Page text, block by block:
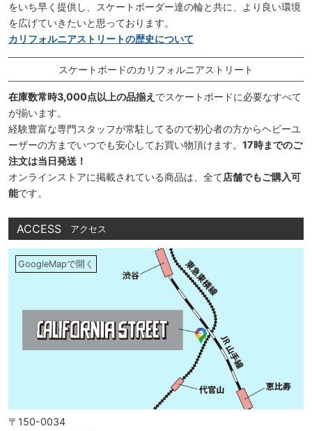
をいち早く提供し、スケートボーダー達の輪と共に、より良い環境
を広げていきたいと思っております。
カリフォルニアストリートの歴史について
スケートボードのカリフォルニアストリート
在庫数常時3,000点以上の品揃え でスケートボードに必要なすべて
が揃います。
経験豊富な専門スタッフが常駐してるので初心者の方からヘビーユ
ーザーの方までいつでも安心してお買い物頂けます。 17時までのご
注文は当日発送！
オンラインストアに掲載されている商品は、全て店舗でもご購入可
能です。
ACCESS アクセス
GoogleMapで開く
〒150-0034